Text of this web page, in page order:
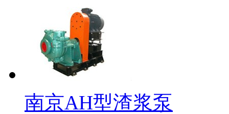
南京AH型渣浆泵